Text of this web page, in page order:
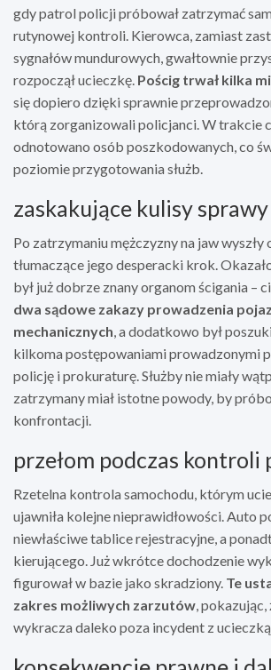
gdy patrol policji próbował zatrzymać
rutynowej kontroli. Kierowca, zamiast
sygnałów mundurowych, gwałtownie
rozpoczął ucieczkę. Pościg trwał kilka
się dopiero dzięki sprawnie
którą zorganizowali policjanci. W trakcie
odnotowano osób poszkodowanych, co
poziomie przygotowania służb.
zaskakujące kulisy sprawy
Po zatrzymaniu mężczyzny na jaw
tłumaczące jego desperacki krok.
był już dobrze znany organom ścigania –
dwa sądowe zakazy prowadzenia
mechanicznych, a dodatkowo był
kilkoma postępowaniami prowadzonymi
policję i prokuraturę. Służby nie miały
zatrzymany miał istotne powody, by
konfrontacji.
przełom podczas kontroli
Rzetelna kontrola samochodu, którym
ujawniła kolejne nieprawidłowości. Auto
niewłaściwe tablice rejestracyjne, a
kierującego. Już wkrótce dochodzenie
figurował w bazie jako skradziony. Te
zakres możliwych zarzutów, pokazując,
wykracza daleko poza incydent z